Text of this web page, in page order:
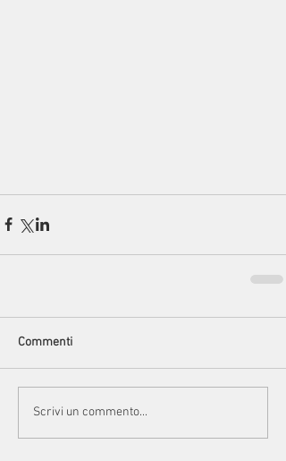
Commenti
Scrivi un commento...